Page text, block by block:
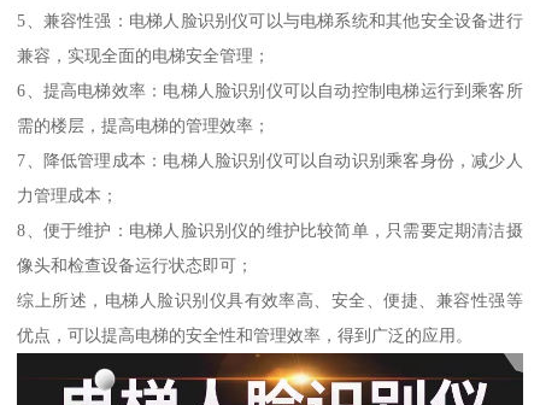
5、兼容性强：电梯人脸识别仪可以与电梯系统和其他安全设备进行
兼容，实现全面的电梯安全管理；
6、提高电梯效率：电梯人脸识别仪可以自动控制电梯运行到乘客所
需的楼层，提高电梯的管理效率；
7、降低管理成本：电梯人脸识别仪可以自动识别乘客身份，减少人
力管理成本；
8、便于维护：电梯人脸识别仪的维护比较简单，只需要定期清洁摄
像头和检查设备运行状态即可；
综上所述，电梯人脸识别仪具有效率高、安全、便捷、兼容性强等
优点，可以提高电梯的安全性和管理效率，得到广泛的应用。